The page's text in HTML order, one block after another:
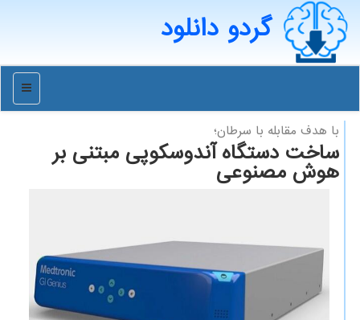
گردو دانلود
منو
با هدف مقابله با سرطان؛
ساخت دستگاه آندوسکوپی مبتنی بر
هوش مصنوعی